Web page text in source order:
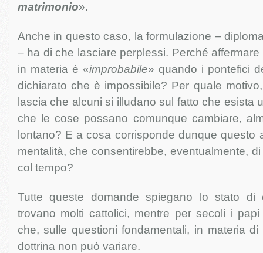
matrimonio».
Anche in questo caso, la formulazione –
– ha di che lasciare perplessi. Perché
in materia è «improbabile» quando i pontefici
dichiarato che è impossibile? Per quale
lascia che alcuni si illudano sul fatto che esista
che le cose possano comunque cambiare,
lontano? E a cosa corrisponde dunque questo
mentalità, che consentirebbe, eventualmente,
col tempo?
Tutte queste domande spiegano lo stato
trovano molti cattolici, mentre per secoli i
che, sulle questioni fondamentali, in materia
dottrina non può variare.